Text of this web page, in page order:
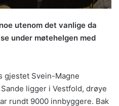
utenom det vanlige da
under møtehelgen med
gjestet Svein-Magne
ligger i Vestfold, drøye
rundt 9000 innbyggere. Bak